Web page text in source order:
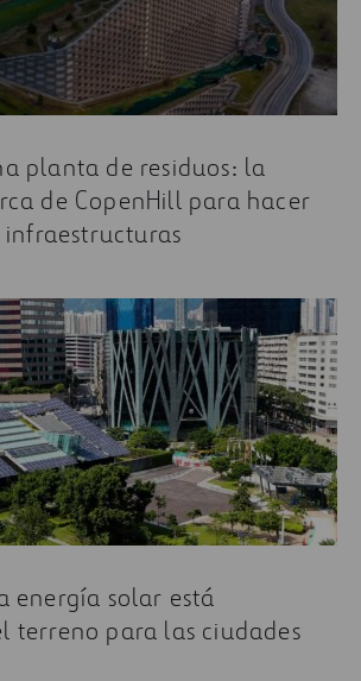
más leídos sobre eficiencia
de la Eficiencia Energética con
energética es innovación
planta de residuos: la
de CopenHill para hacer
energía solar está
terreno para las ciudades